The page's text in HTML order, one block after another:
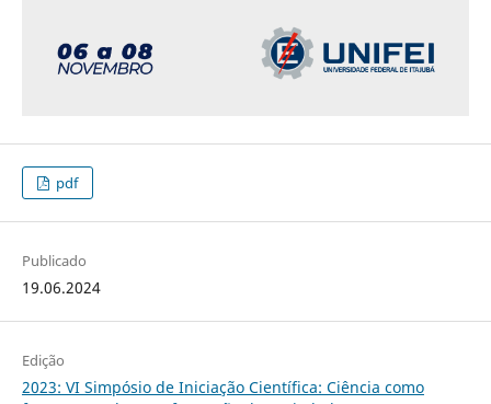
pdf
Publicado
19.06.2024
Edição
2023: VI Simpósio de Iniciação Científica: Ciência como